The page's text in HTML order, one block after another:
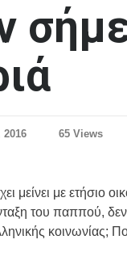
2016 65 Views
μείνει με
του παππού, δεν
κοινωνίας;